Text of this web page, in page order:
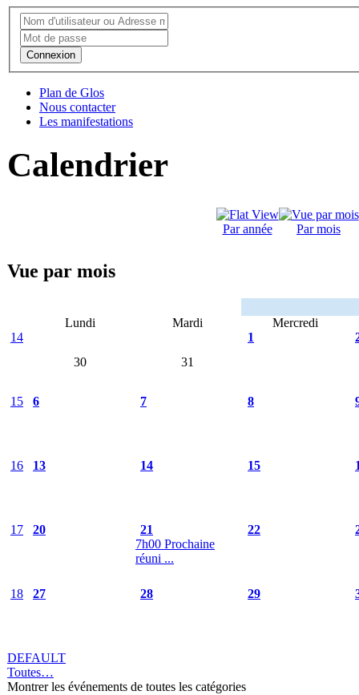
Connexion
Plan de Glos
Nous contacter
Les manifestations
Calendrier
Par année Par mois
Vue par mois
Lundi Mardi
Mercredi
14
30
31
1
15 6 7 8
16 13 14 15
17 20
21
7h00 Prochaine
réuni ...
22
18 27 28 29
DEFAULT
Toutes…
Montrer les événements de toutes les catégories